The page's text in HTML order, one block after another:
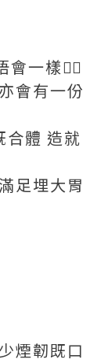
一樣👍🏼
會有一份
合體 造就
足埋大胃
煙韌既口